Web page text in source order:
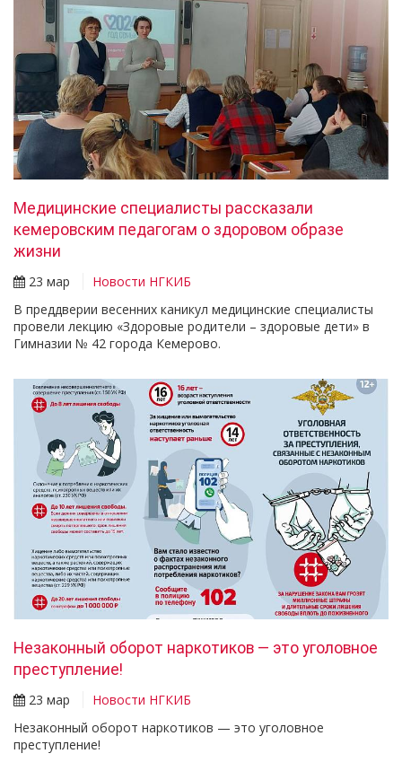
Медицинские специалисты рассказали
кемеровским педагогам о здоровом образе
жизни
23 мар
Новости НГКИБ
В преддверии весенних каникул медицинские специалисты
провели лекцию «Здоровые родители – здоровые дети» в
Гимназии № 42 города Кемерово.
Незаконный оборот наркотиков — это уголовное
преступление!
23 мар
Новости НГКИБ
Незаконный оборот наркотиков — это уголовное
преступление!